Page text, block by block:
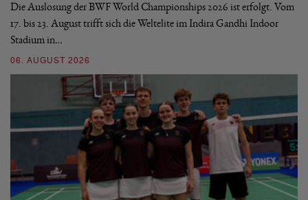
Die Auslosung der BWF World Championships 2026 ist erfolgt. Vom
17. bis 23. August trifft sich die Weltelite im Indira Gandhi Indoor
Stadium in…
06. AUGUST 2026